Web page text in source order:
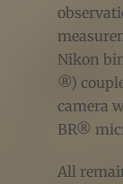
Nikon
®)
camera
BR®
All